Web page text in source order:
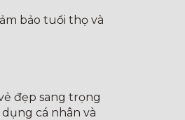
bảo tuổi thọ và
đẹp sang trọng
cá nhân và